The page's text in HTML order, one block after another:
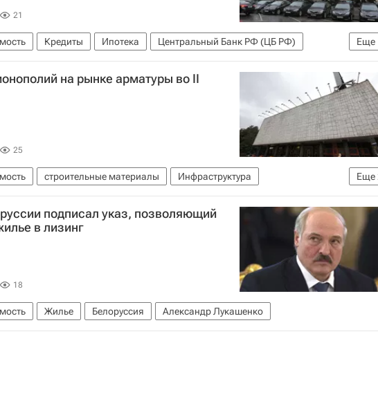
21
Еще
Кредиты Ипотека
Центральный Банк РФ (ЦБ РФ)
на рынке арматуры во II
25
Еще
строительные материалы
Инфраструктура
служба (ФАС России)
Россия
подписал указ, позволяющий
в лизинг
18
Жилье Белоруссия Александр Лукашенко